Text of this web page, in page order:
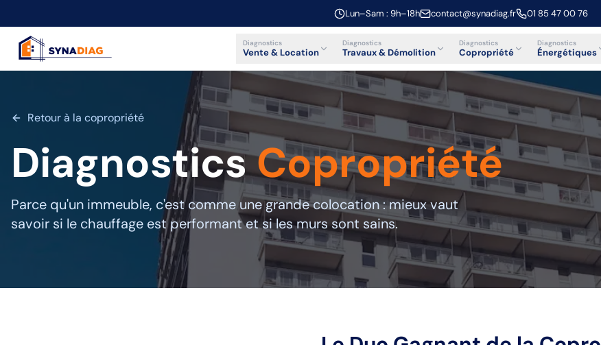
Lun–Sam : 9h–18h contact@synadiag.fr 01 85 47 00 76
Diagnostics
Vente & Location
Diagnostics
Travaux & Démolition
Diagnostics
Copropriété
Diagnostics
Énergétiques
Retour à la copropriété
DiagnosticsCopropriété
Parce qu'un immeuble, c'est comme une grande colocation : mieux vaut
savoir si le chauffage est performant et si les murs sont sains.